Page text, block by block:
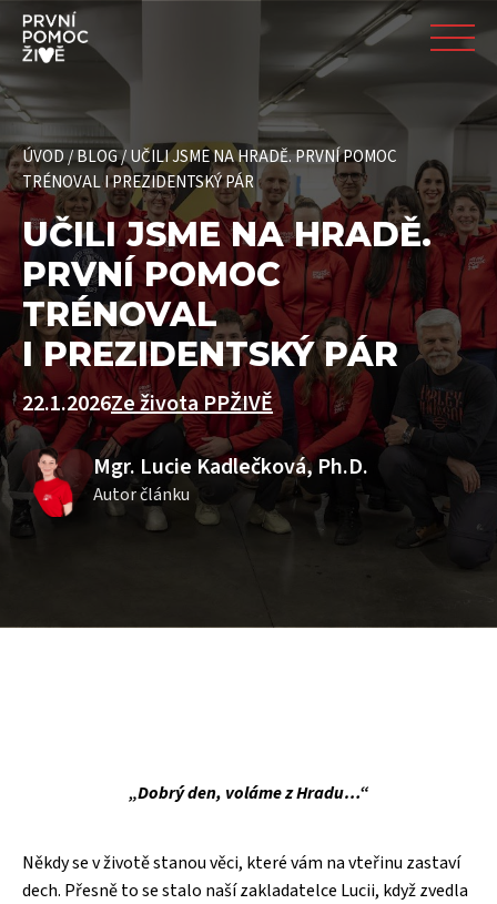
ÚVOD/BLOG/UČILI JSME NA HRADĚ. PRVNÍ POMOC
TRÉNOVAL I PREZIDENTSKÝ PÁR
UČILI JSME NA HRADĚ.
PRVNÍ POMOC
TRÉNOVAL
I PREZIDENTSKÝ PÁR
22.1.2026Ze života PPŽIVĚ
Mgr. Lucie Kadlečková, Ph.D.
Autor článku
„Dobrý den, voláme z Hradu…“
Někdy se v životě stanou věci, které vám na vteřinu zastaví
dech. Přesně to se stalo naší zakladatelce Lucii, když zvedla